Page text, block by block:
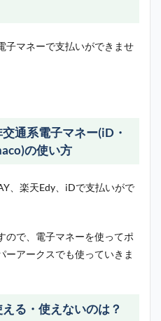
子マネーで支払いができませ
通系電子マネー(iD・
の使い方
、楽天Edy、iDで支払いがで
ので、電子マネーを使ってポ
ーアークスでも使っていきま
る・使えないのは？